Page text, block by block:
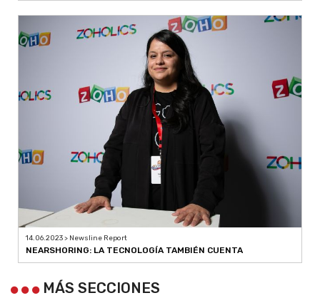
14.06.2023 > Newsline Report
NEARSHORING: LA TECNOLOGÍA TAMBIÉN CUENTA
MÁS SECCIONES